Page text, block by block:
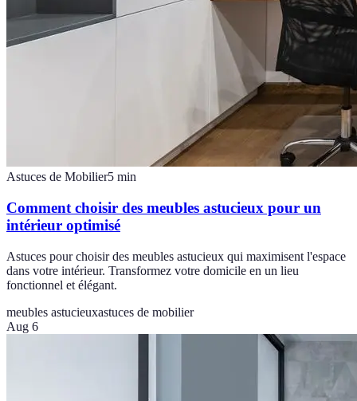
Astuces de Mobilier5 min
Comment choisir des meubles astucieux pour un
intérieur optimisé
Astuces pour choisir des meubles astucieux qui maximisent l'espace
dans votre intérieur. Transformez votre domicile en un lieu
fonctionnel et élégant.
meubles astucieuxastuces de mobilier
Aug 6